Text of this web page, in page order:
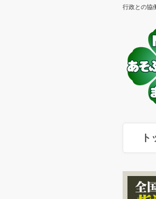
行政との協
ト